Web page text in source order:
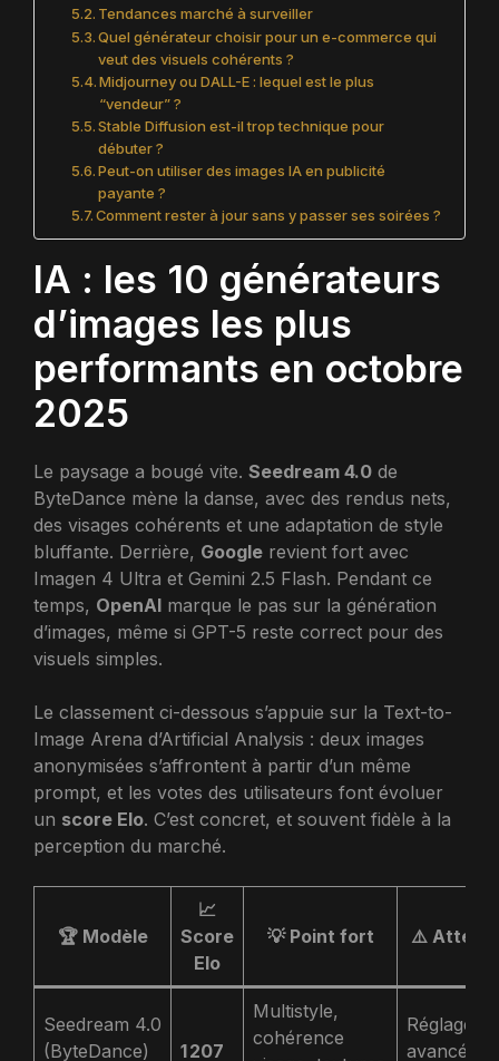
Tendances marché à surveiller
Quel générateur choisir pour un e-commerce qui
veut des visuels cohérents ?
Midjourney ou DALL-E : lequel est le plus
“vendeur” ?
Stable Diffusion est-il trop technique pour
débuter ?
Peut-on utiliser des images IA en publicité
payante ?
Comment rester à jour sans y passer ses soirées ?
IA : les 10 générateurs
d’images les plus
performants en octobre
2025
Le paysage a bougé vite. Seedream 4.0 de
ByteDance mène la danse, avec des rendus nets,
des visages cohérents et une adaptation de style
bluffante. Derrière, Google revient fort avec
Imagen 4 Ultra et Gemini 2.5 Flash. Pendant ce
temps, OpenAI marque le pas sur la génération
d’images, même si GPT-5 reste correct pour des
visuels simples.
Le classement ci-dessous s’appuie sur la Text-to-
Image Arena d’Artificial Analysis : deux images
anonymisées s’affrontent à partir d’un même
prompt, et les votes des utilisateurs font évoluer
un score Elo. C’est concret, et souvent fidèle à la
perception du marché.
🏆 Modèle
📈
Score
Elo
💡 Point fort ⚠️
Seedream 4.0
(ByteDance)
1 207
Multistyle,
cohérence
Réglages
avancés à